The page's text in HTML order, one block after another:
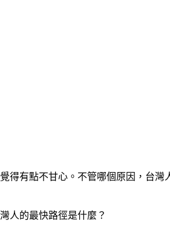
得有點不甘心。不管哪個原因，台灣
人的最快路徑是什麼？